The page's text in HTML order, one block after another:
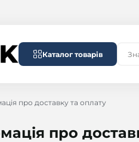
Каталог товарів
про доставку та оплату
про